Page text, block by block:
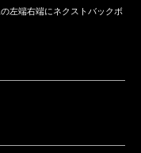
左端右端にネクストバックボ